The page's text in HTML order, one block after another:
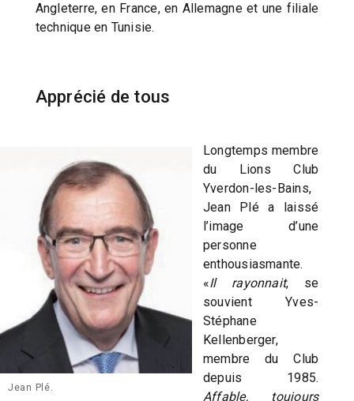
Angleterre, en France, en Allemagne et une filiale
technique en Tunisie.
Apprécié de tous
Jean Plé.
Longtemps membre
du Lions Club
Yverdon-les-Bains,
Jean Plé a laissé
l’image d’une
personne
enthousiasmante.
«Il rayonnait, se
souvient Yves-
Stéphane
Kellenberger,
membre du Club
depuis 1985.
Affable, toujours